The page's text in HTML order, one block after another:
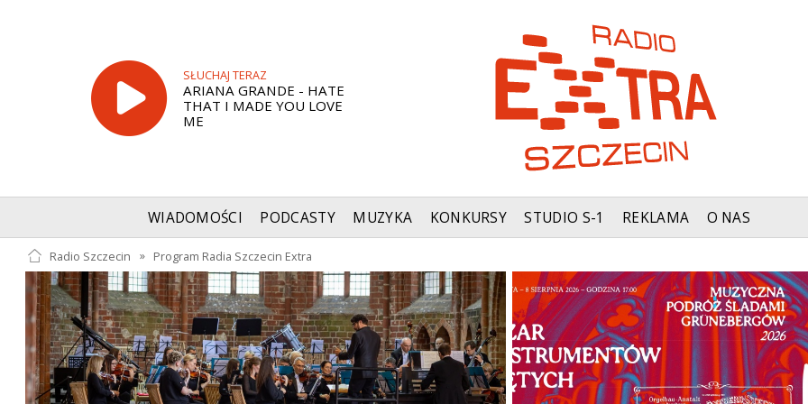
SŁUCHAJ TERAZ
ARIANA GRANDE - HATE
THAT I MADE YOU LOVE
ME
WIADOMOŚCI PODCASTY MUZYKA KONKURSY STUDIO S-1 REKLAMA O NAS
Radio Szczecin » Program Radia Szczecin Extra